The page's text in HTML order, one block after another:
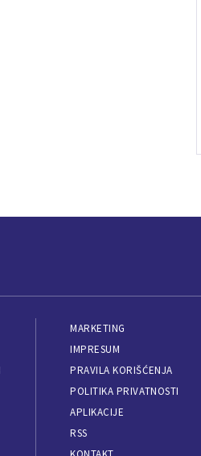
MARKETING
IMPRESUM
PRAVILA KORIŠĆENJA
POLITIKA PRIVATNOSTI
APLIKACIJE
RSS